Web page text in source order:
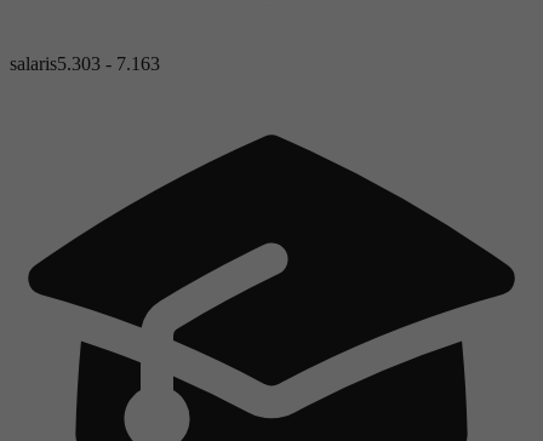
salaris5.303 - 7.163